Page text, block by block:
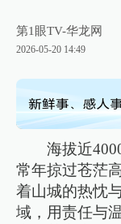
第1眼TV-华龙网
2026-05-20 14:49
海拔近
常年掠过苍茫
着山城的热忱
域，用责任与